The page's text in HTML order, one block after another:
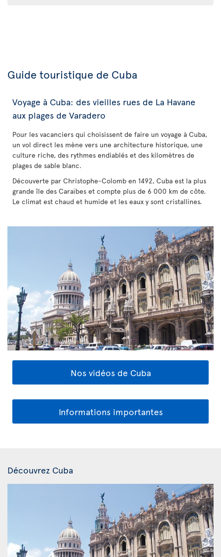
Guide touristique de Cuba
Voyage à Cuba: des vieilles rues de La Havane
aux plages de Varadero
Pour les vacanciers qui choisissent de faire un voyage à Cuba,
un vol direct les mène vers une architecture historique, une
culture riche, des rythmes endiablés et des kilomètres de
plages de sable blanc.
Découverte par Christophe-Colomb en 1492, Cuba est la plus
grande île des Caraïbes et compte plus de 6 000 km de côte.
Le climat est chaud et humide et les eaux y sont cristallines.
Nos vidéos de Cuba
Informations importantes
Découvrez Cuba